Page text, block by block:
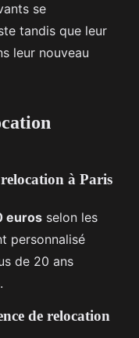
se
tandis que leur
leur nouveau
à Paris
euros selon les
personnalisé
de 20 ans
de relocation